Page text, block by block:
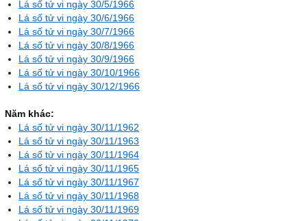
Lá số tử vi ngày 30/5/1966
Lá số tử vi ngày 30/6/1966
Lá số tử vi ngày 30/7/1966
Lá số tử vi ngày 30/8/1966
Lá số tử vi ngày 30/9/1966
Lá số tử vi ngày 30/10/1966
Lá số tử vi ngày 30/12/1966
Năm khác:
Lá số tử vi ngày 30/11/1962
Lá số tử vi ngày 30/11/1963
Lá số tử vi ngày 30/11/1964
Lá số tử vi ngày 30/11/1965
Lá số tử vi ngày 30/11/1967
Lá số tử vi ngày 30/11/1968
Lá số tử vi ngày 30/11/1969